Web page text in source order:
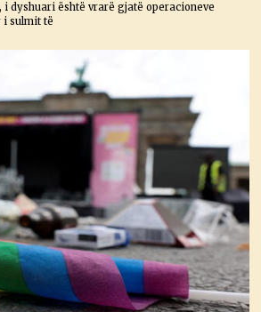
i dyshuari është vrarë gjatë operacioneve
i sulmit të